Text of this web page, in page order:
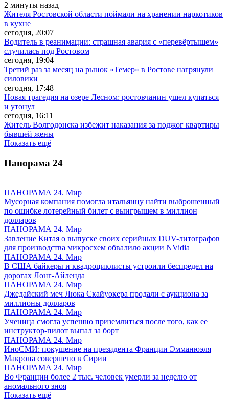
2 минуты назад
Жителя Ростовской области поймали на хранении наркотиков
в кухне
сегодня, 20:07
Водитель в реанимации: страшная авария с «перевёртышем»
случилась под Ростовом
сегодня, 19:04
Третий раз за месяц на рынок «Темер» в Ростове нагрянули
силовики
сегодня, 17:48
Новая трагедия на озере Лесном: ростовчанин ушел купаться
и утонул
сегодня, 16:11
Житель Волгодонска избежит наказания за поджог квартиры
бывшей жены
Показать ещё
Панорама 24
ПАНОРАМА 24. Мир
Мусорная компания помогла итальянцу найти выброшенный
по ошибке лотерейный билет с выигрышем в миллион
долларов
ПАНОРАМА 24. Мир
Завление Китая о выпуске своих серийных DUV-литографов
для производства микросхем обвалило акции NVidia
ПАНОРАМА 24. Мир
В США байкеры и квадроциклисты устроили беспредел на
дорогах Лонг-Айленда
ПАНОРАМА 24. Мир
Джедайский меч Люка Скайуокера продали с аукциона за
миллионы долларов
ПАНОРАМА 24. Мир
Ученица смогла успешно приземлиться после того, как ее
инструктор-пилот выпал за борт
ПАНОРАМА 24. Мир
ИноСМИ: покушение на президента Франции Эмманюэля
Макрона совершено в Сирии
ПАНОРАМА 24. Мир
Во Франции более 2 тыс. человек умерли за неделю от
аномального зноя
Показать ещё